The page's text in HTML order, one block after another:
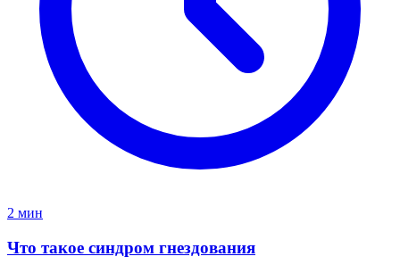
2 мин
Что такое синдром гнездования